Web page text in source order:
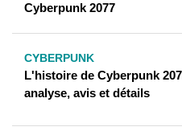
Cyberpunk 2077
CYBERPUNK
L'histoire de Cyberpunk
analyse, avis et détails